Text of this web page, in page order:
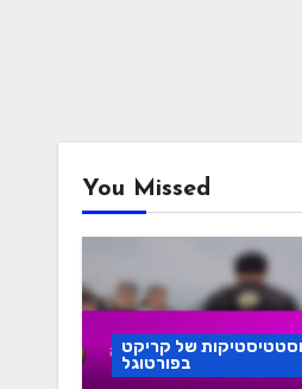
You Missed
של קריקט
בפורטוגל